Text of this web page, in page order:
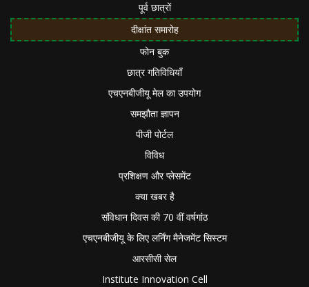
पूर्व छात्रों
दीक्षांत समारोह
फोन बुक
छात्र गतिविधियाँ
एचएनबीजीयू मेल का उपयोग
समझौता ज्ञापन
पीजी पोर्टल
विविध
प्रशिक्षण और प्लेसमेंट
क्या खबर है
संविधान दिवस की 70 वीं वर्षगांठ
एचएनबीजीयू के लिए लर्निंग मैनेजमेंट सिस्टम
आरसीसी सेल
Institute Innovation Cell